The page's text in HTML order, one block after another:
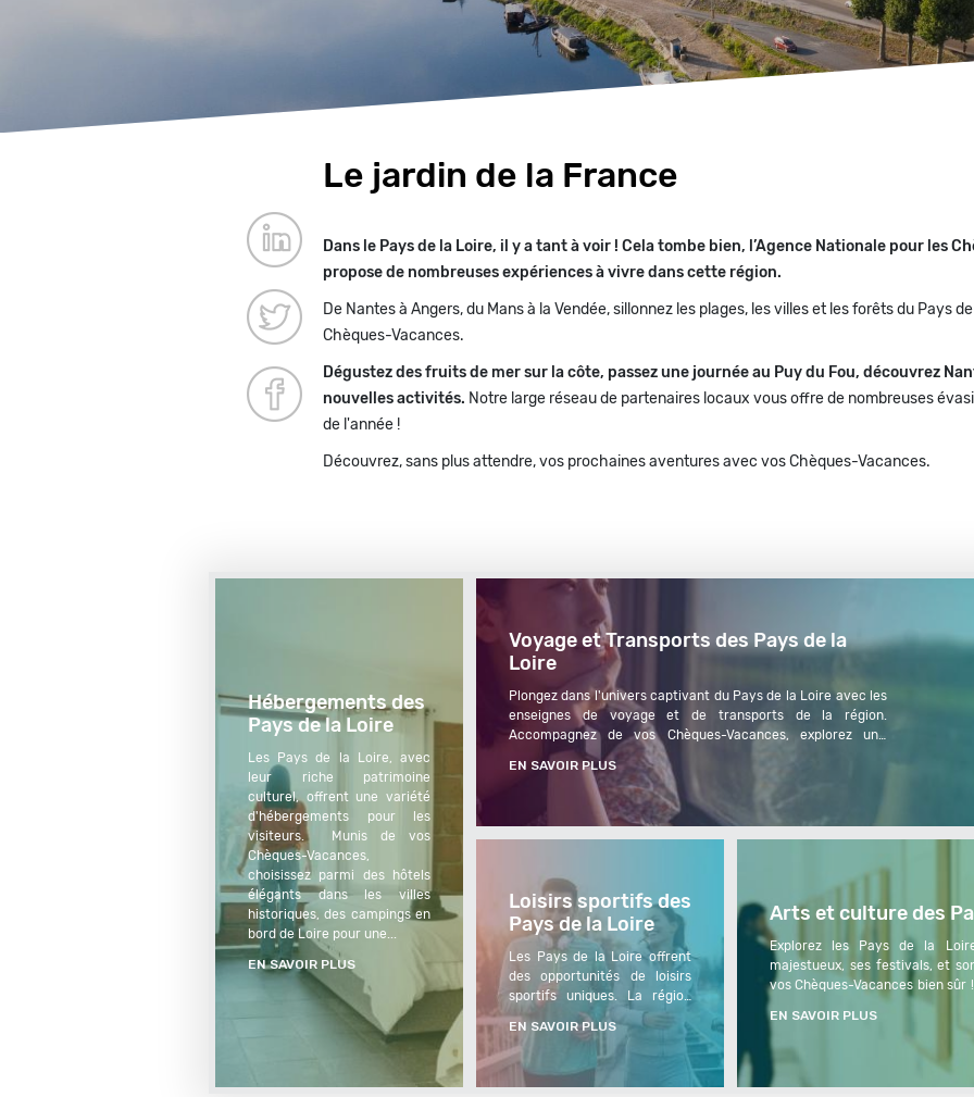
Le jardin de la France
Paragraphes
Dans le Pays de la Loire, il y a tant à voir ! Cela tombe bien, l’Agence Nationale pour les
propose de nombreuses expériences à vivre dans cette région.
De Nantes à Angers, du Mans à la Vendée, sillonnez les plages, les villes et les forêts du Pays
Chèques-Vacances.
Dégustez des fruits de mer sur la côte, passez une journée au Puy du Fou, découvrez
nouvelles activités. Notre large réseau de partenaires locaux vous offre de nombreuses
de l'année !
Découvrez, sans plus attendre, vos prochaines aventures avec vos Chèques-Vacances.
Hébergements des
Pays de la Loire
Les Pays de la Loire, avec
leur riche patrimoine
culturel, offrent une variété
d'hébergements pour les
visiteurs.  Munis de vos
Chèques-Vacances,
choisissez parmi des hôtels
élégants dans les villes
historiques, des campings en
bord de Loire pour une...
EN SAVOIR PLUS
Voyage et Transports des Pays de la
Loire
Plongez dans l'univers captivant du Pays de la Loire avec les
enseignes de voyage et de transports de la région.
Accompagnez de vos Chèques-Vacances, explorez une
sélection de professionnels passionnés, des agences de
voyages expertes aux compagnies...
EN SAVOIR PLUS
Loisirs sportifs des
Pays de la Loire
Les Pays de la Loire offrent
des opportunités de loisirs
sportifs uniques. La région
est idéale pour le cyclisme,
que ce soit en VTT ou en vélo
de route, grâce à ses
nombreuses pistes cyclables
EN SAVOIR PLUS
Arts et culture des
Explorez les Pays de la
majestueux, ses festivals, et
vos Chèques-Vacances bien sûr
visites de musées, cette
culturelles.
EN SAVOIR PLUS